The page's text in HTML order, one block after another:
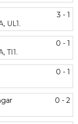
3 - 1
UL1.
0 - 1
TI1.
0 - 1
0 - 2